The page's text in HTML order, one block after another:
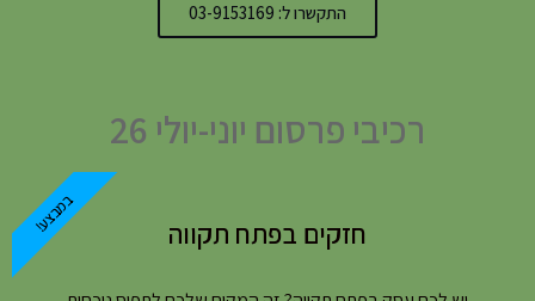
התקשרו ל: 03-9153169
רכיבי פרסום יוני-יולי 26
חזקים בפתח תקווה במבצע!